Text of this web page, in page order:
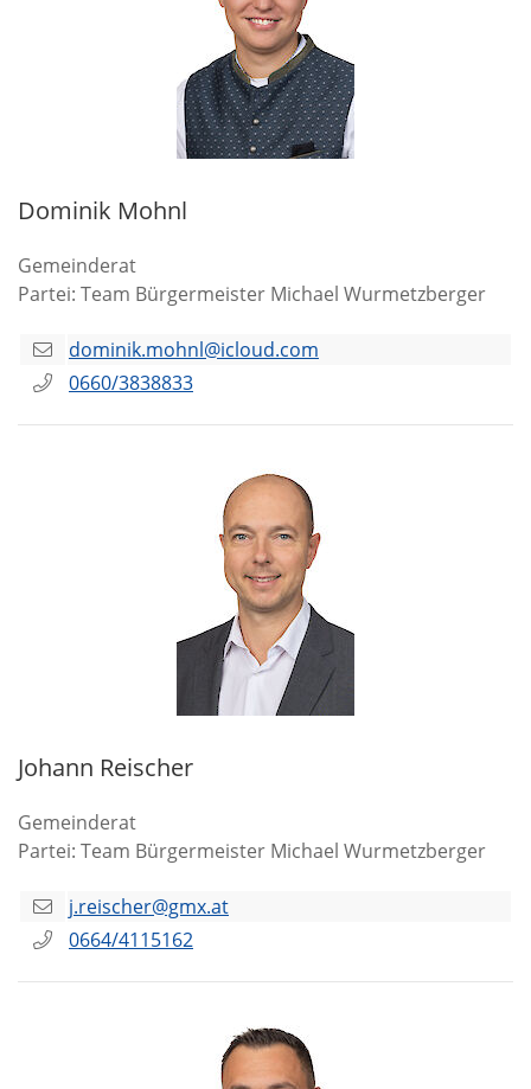
Dominik Mohnl
Gemeinderat
Partei: Team Bürgermeister Michael Wurmetzberger
dominik.mohnl@icloud.com
0660/3838833
Johann Reischer
Gemeinderat
Partei: Team Bürgermeister Michael Wurmetzberger
j.reischer@gmx.at
0664/4115162